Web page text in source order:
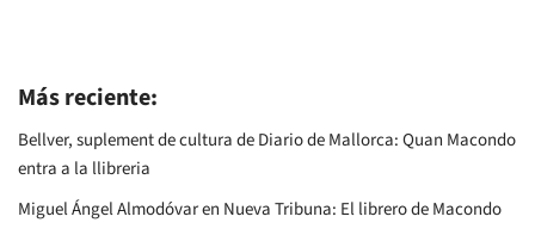
Más reciente:
Bellver, suplement de cultura de Diario de Mallorca: Quan Macondo
entra a la llibreria
Miguel Ángel Almodóvar en Nueva Tribuna: El librero de Macondo